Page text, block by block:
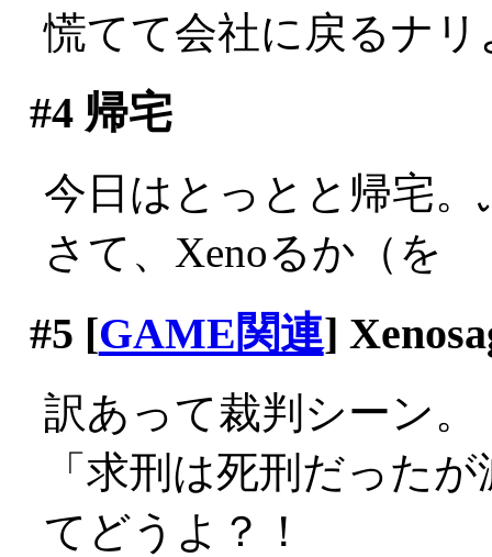
慌てて会社に戻るナリ
#4帰宅
今日はとっとと帰宅
さて、Xenoるか（を
#5 [GAME関連]
訳あって裁判シーン。
「求刑は死刑だった
てどうよ？！